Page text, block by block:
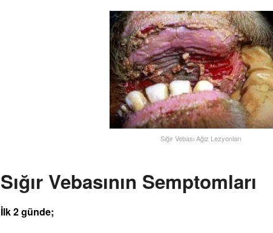
Sığır Vebası Ağız Lezyonları
Sığır Vebasının Semptomları
İlk 2 günde;